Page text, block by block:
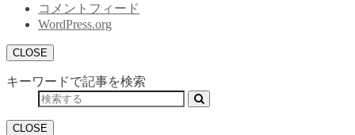
コメントフィード
WordPress.org
CLOSE
キーワードで記事を検索
CLOSE